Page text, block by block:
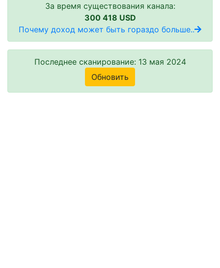
За время существования канала:
300 418 USD
Почему доход может быть гораздо больше..
Последнее сканирование: 13 мая 2024
Обновить